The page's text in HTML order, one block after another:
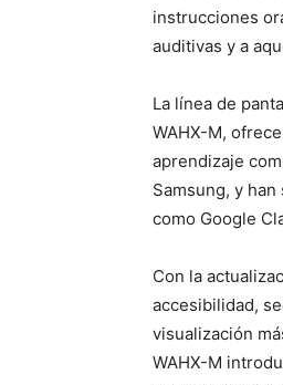
instrucciones
auditivas y a
La línea de
WAHX-M,
aprendizaje
Samsung, y
como Google
Con la
accesibilidad,
visualización
WAHX-M